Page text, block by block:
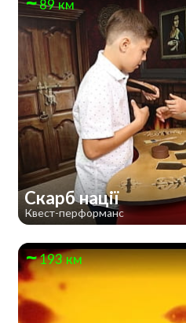
89 км
Скарб нації
Квест-перформанс
193 км